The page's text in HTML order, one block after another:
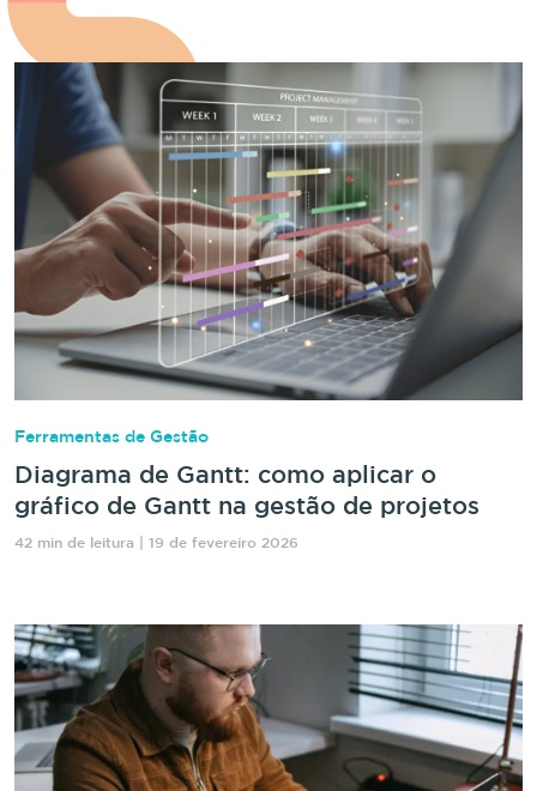
Ferramentas de Gestão
Diagrama de Gantt: como aplicar o
gráfico de Gantt na gestão de projetos
42 min de leitura | 19 de fevereiro 2026